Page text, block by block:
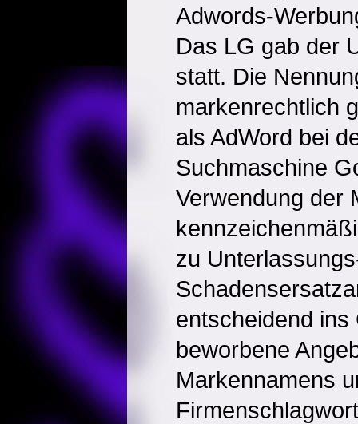
Adwords-
Das LG gab der
statt. Die
markenrechtlich
als AdWord bei
Suchmaschine
Verwendung der
zu
entscheidend
beworbene
Markennamens